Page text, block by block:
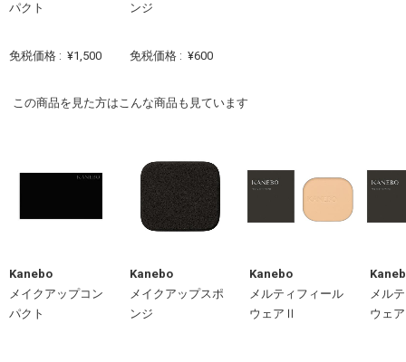
パクト
免税価格 : ¥1,500
ンジ
免税価格 : ¥600
この商品を見た方はこんな商品も見ています
Kanebo
メイクアップコン
パクト
Kanebo
メイクアップスポ
ンジ
Kanebo
メルティフィール
ウェアⅡ
メル
ウェ